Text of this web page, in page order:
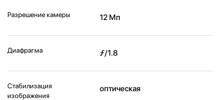
Разрешение камеры 12 Мп
Диафрагма ƒ/1.8
Стабилизация
изображения
оптическая